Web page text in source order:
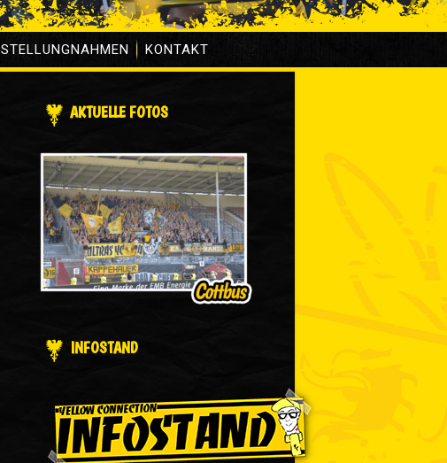
STELLUNGNAHMEN KONTAKT
AKTUELLE FOTOS
INFOSTAND